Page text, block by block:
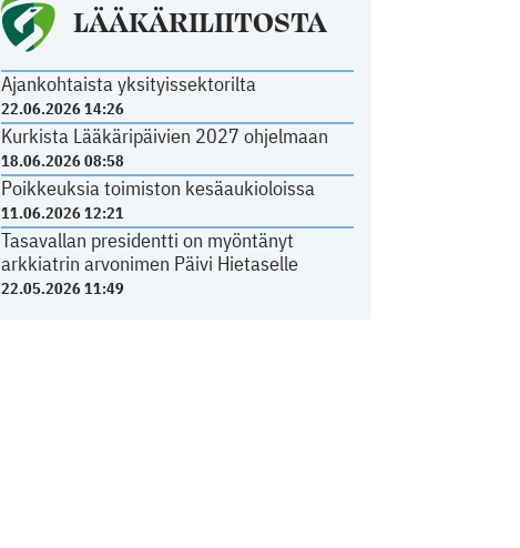
LÄÄKÄRILIITOSTA
Ajankohtaista yksityissektorilta
22.06.2026 14:26
Kurkista Lääkäripäivien 2027 ohjelmaan
18.06.2026 08:58
Poikkeuksia toimiston kesäaukioloissa
11.06.2026 12:21
Tasavallan presidentti on myöntänyt
arkkiatrin arvonimen Päivi Hietaselle
22.05.2026 11:49